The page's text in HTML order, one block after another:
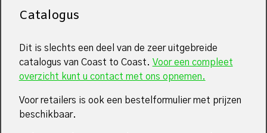
Catalogus
Dit is slechts een deel van de zeer uitgebreide
catalogus van Coast to Coast. Voor een compleet
overzicht kunt u contact met ons opnemen.
Voor retailers is ook een bestelformulier met prijzen
beschikbaar.